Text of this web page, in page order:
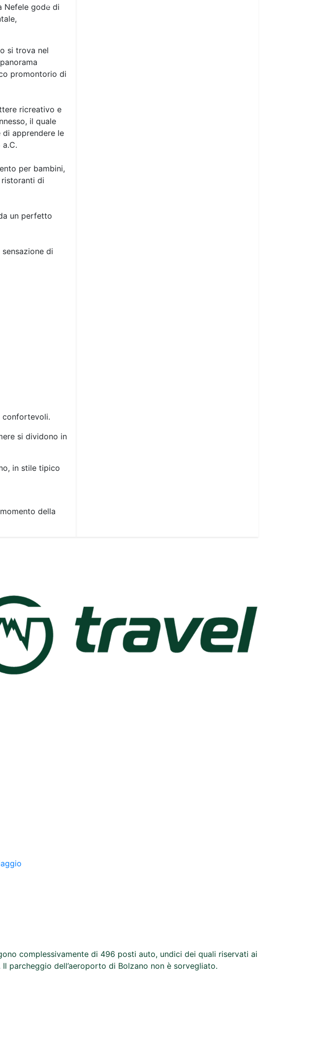
Next
Nefele gode di
si trova nel
promontorio di
ricreativo e
il quale
apprendere le
per bambini,
di
un perfetto
di
confortevoli.
si dividono in
in stile tipico
della
complessivamente di 496 posti auto, undici dei quali riservati ai
dell’aeroporto di Bolzano non è sorvegliato.